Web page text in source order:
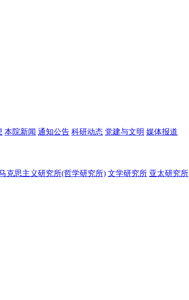
本院新闻 通知公告 科研动态 党建与文明 媒体报道
克思主义研究所(哲学研究所) 文学研究所 亚太研究所